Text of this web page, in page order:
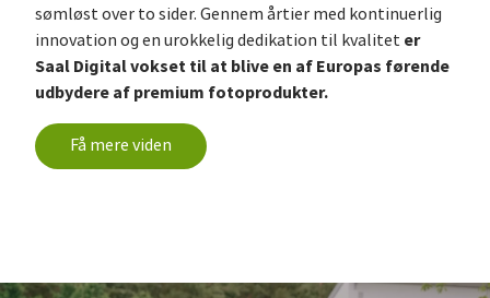
sømløst over to sider. Gennem årtier med kontinuerlig
innovation og en urokkelig dedikation til kvalitet er
Saal Digital vokset til at blive en af Europas førende
udbydere af premium fotoprodukter.
Få mere viden